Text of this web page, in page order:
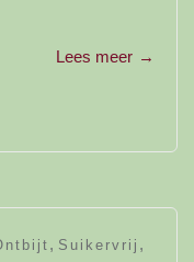
Lees meer →
, Suikervrij ,